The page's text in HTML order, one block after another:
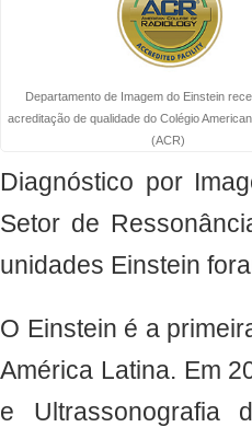
Departamento de Imagem do Einstein
acreditação de qualidade do Colégio
(ACR)
Diagnóstico por
Setor de
unidades Einstein
O Einstein é a
América Latina. Em
e Ultrassonografia